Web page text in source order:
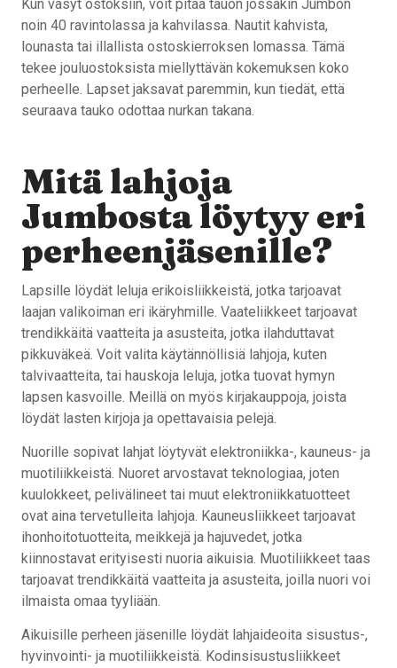
Kun väsyt ostoksiin, voit pitää tauon jossakin Jumbon
noin 40 ravintolassa ja kahvilassa. Nautit kahvista,
lounasta tai illallista ostoskierroksen lomassa. Tämä
tekee jouluostoksista miellyttävän kokemuksen koko
perheelle. Lapset jaksavat paremmin, kun tiedät, että
seuraava tauko odottaa nurkan takana.
Mitä lahjoja
Jumbosta löytyy eri
perheenjäsenille?
Lapsille löydät leluja erikoisliikkeistä, jotka tarjoavat
laajan valikoiman eri ikäryhmille. Vaateliikkeet tarjoavat
trendikkäitä vaatteita ja asusteita, jotka ilahduttavat
pikkuväkeä. Voit valita käytännöllisiä lahjoja, kuten
talvivaatteita, tai hauskoja leluja, jotka tuovat hymyn
lapsen kasvoille. Meillä on myös kirjakauppoja, joista
löydät lasten kirjoja ja opettavaisia pelejä.
Nuorille sopivat lahjat löytyvät elektroniikka-, kauneus- ja
muotiliikkeistä. Nuoret arvostavat teknologiaa, joten
kuulokkeet, pelivälineet tai muut elektroniikkatuotteet
ovat aina tervetulleita lahjoja. Kauneusliikkeet tarjoavat
ihonhoitotuotteita, meikkejä ja hajuvedet, jotka
kiinnostavat erityisesti nuoria aikuisia. Muotiliikkeet taas
tarjoavat trendikkäitä vaatteita ja asusteita, joilla nuori voi
ilmaista omaa tyyliään.
Aikuisille perheen jäsenille löydät lahjaideoita sisustus-,
hyvinvointi- ja muotiliikkeistä. Kodinsisustusliikkeet